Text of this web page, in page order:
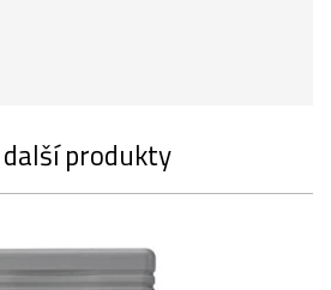
produkty